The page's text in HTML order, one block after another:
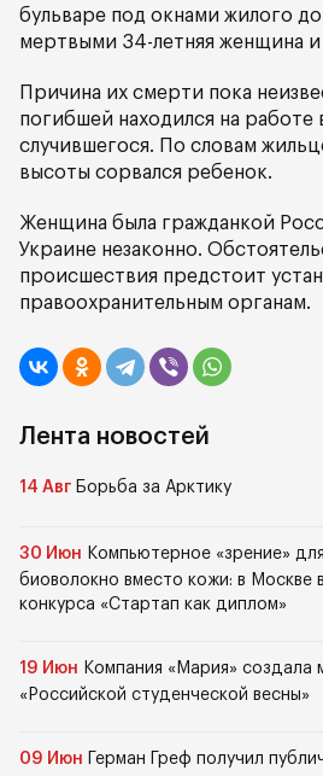
бульваре под окнами жилого
мертвыми 34-летняя женщина и
Причина их смерти пока
погибшей находился на работе
случившегося. По словам
высоты сорвался ребенок.
Женщина была гражданкой
Украине незаконно.
происшествия предстоит
правоохранительным органам.
Лента новостей
14 Авг Борьба за Арктику
30 Июн Компьютерное «зрение»
биоволокно вместо кожи: в Москве
конкурса «Стартап как диплом»
19 Июн Компания «Мария» создала
«Российской студенческой весны»
09 Июн
Герман Греф получил